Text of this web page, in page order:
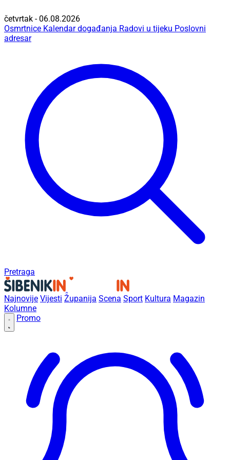
četvrtak - 06.08.2026
Osmrtnice Kalendar događanja Radovi u tijeku Poslovni
adresar
Pretraga
Najnovije Vijesti Županija Scena Sport Kultura Magazin
Kolumne
Promo